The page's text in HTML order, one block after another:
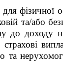
та/або
до доходу
страхові